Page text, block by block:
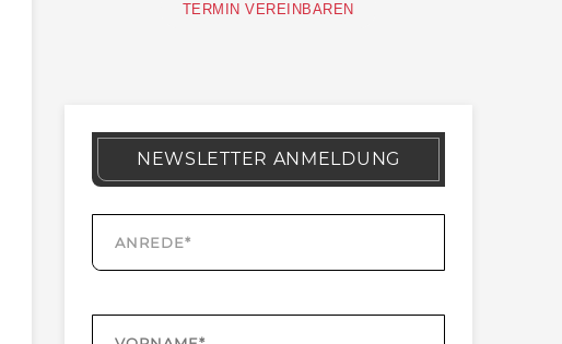
TERMIN VEREINBAREN
NEWSLETTER ANMELDUNG